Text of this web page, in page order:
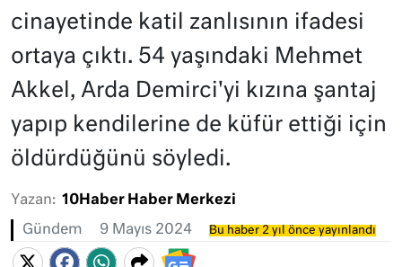
cinayetinde katil zanlısının ifadesi
ortaya çıktı. 54 yaşındaki Mehmet
Akkel, Arda Demirci'yi kızına şantaj
yapıp kendilerine de küfür ettiği için
öldürdüğünü söyledi.
Yazan: 10Haber Haber Merkezi
Gündem 9 Mayıs 2024 Bu haber 2 yıl önce yayınlandı